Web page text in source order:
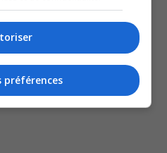
X
ÉCONOMIE
préférences